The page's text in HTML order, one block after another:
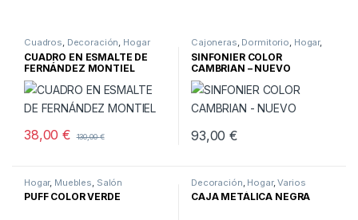
Cuadros, Decoración, Hogar
CUADRO EN ESMALTE DE
FERNÁNDEZ MONTIEL
38,00€ 130,00€
Cajoneras, Dormitorio, Hogar,
Muebles,Muebles nuevos
SINFONIER COLOR
CAMBRIAN – NUEVO
93,00€
Hogar, Muebles Salón
PUFF COLOR VERDE
Decoración Hogar,Varios
CAJA METÁLICA NEGRA